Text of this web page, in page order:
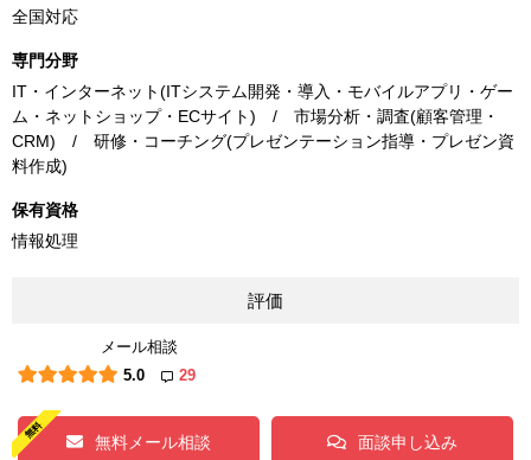
全国対応
専門分野
IT・インターネット(ITシステム開発・導入・モバイルアプリ・ゲー
ム・ネットショップ・ECサイト) / 市場分析・調査(顧客管理・
CRM) / 研修・コーチング(プレゼンテーション指導・プレゼン資
料作成)
保有資格
情報処理
評価
メール相談
5.0
29
無料メール相談 面談申し込み